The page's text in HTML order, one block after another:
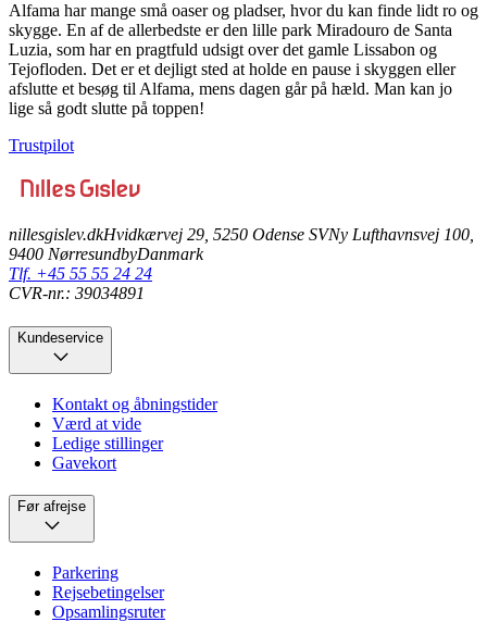
Alfama har mange små oaser og pladser, hvor du kan finde lidt ro og
skygge. En af de allerbedste er den lille park Miradouro de Santa
Luzia, som har en pragtfuld udsigt over det gamle Lissabon og
Tejofloden. Det er et dejligt sted at holde en pause i skyggen eller
afslutte et besøg til Alfama, mens dagen går på hæld. Man kan jo
lige så godt slutte på toppen!
Trustpilot
nillesgislev.dkHvidkærvej 29, 5250 Odense SVNy Lufthavnsvej 100,
9400 NørresundbyDanmark
Tlf. +45 55 55 24 24
CVR-nr.: 39034891
Kundeservice
Kontakt og åbningstider
Værd at vide
Ledige stillinger
Gavekort
Før afrejse
Parkering
Rejsebetingelser
Opsamlingsruter